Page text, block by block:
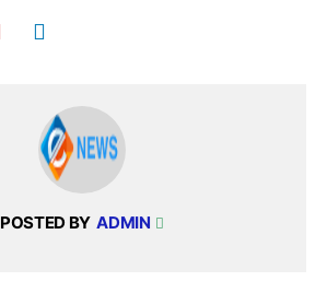
POSTED BY ADMIN